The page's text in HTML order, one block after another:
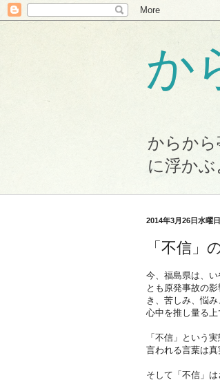
か
からか
に浮かぶ
2014年3月26日水曜日
「不信」
今、福島県は、
とも原発事故の
き、苦しみ、悩
心中を推し量る
「不信」という
言われる言葉は真
そして「不信」は